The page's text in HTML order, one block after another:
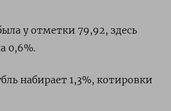
у отметки 79,92, здесь
0,6%.
набирает 1,3%, котировки